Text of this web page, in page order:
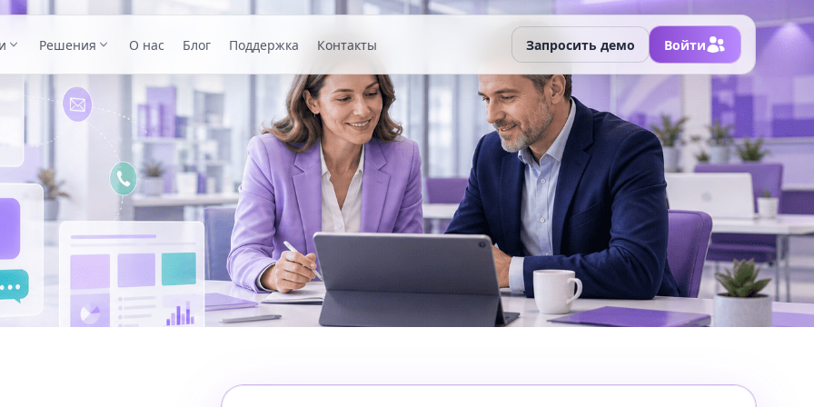
Набор учеников
Заявки, приемные кампании, документы, испытания,
статусы кандидатов и перевод поступивших в ученики
Планирование
Учебная модель учреждения: программы, планы,
нагрузка, периоды, рабочие программы, критерии,
шкалы и правила оценивания.
Обучение
Занятия, журналы, домашние задания, успеваемость,
посещаемость, мероприятия, портфолио и учебные
Образовательный контент
Создание, хранение, управление и повторное
использование авторских учебных материалов.
Коммуникации
Сообщения, уведомления, обращения и
Продажи
Витрина, запись и оплата кружков, курсов, секций,
Начисления, платежи, договоры, шаблоны,
Решения
ПО РОЛИ
Административный блок
Академический блок
Финансовый блок
О нас Блог Поддержка Контакты Запросить демо Войти